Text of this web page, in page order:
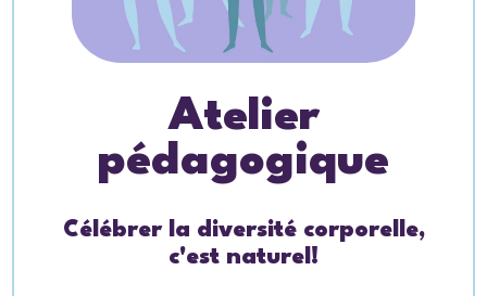
Atelier
pédagogique
Célébrer la diversité corporelle,
c'est naturel!